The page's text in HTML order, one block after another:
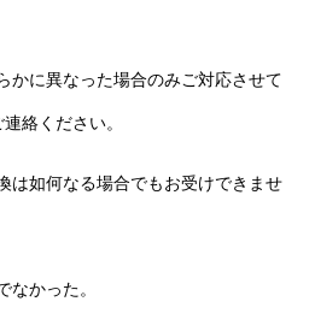
に異なった場合のみご対応させて
絡ください。
如何なる場合でもお受けできませ
なかった。